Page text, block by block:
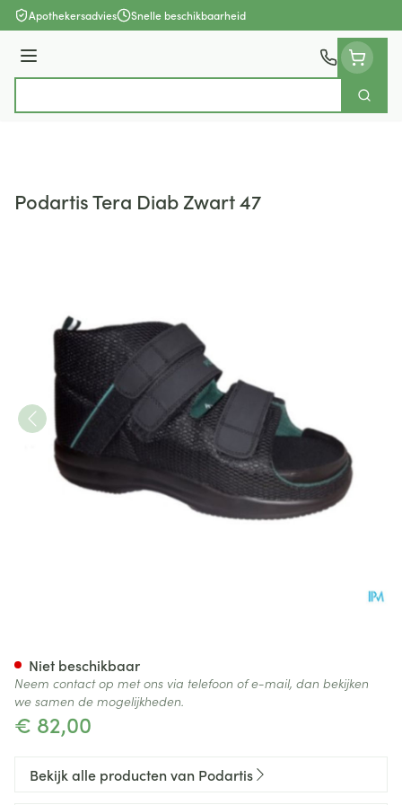
Ga naar de inhoud
Apothekersadvies Snelle beschikbaarheid
Menu
Zoek
Podartis Tera Diab Zwart 47
€ 82,00
Niet beschikbaar
Neem contact op met ons via telefoon of e-mail, dan bekijken
we samen de mogelijkheden.
Bekijk alle producten van Podartis